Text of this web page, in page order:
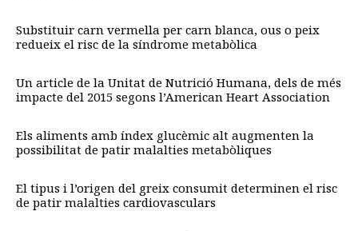
Substituir carn vermella per carn blanca, ous o peix
redueix el risc de la síndrome metabòlica
Un article de la Unitat de Nutrició Humana, dels de més
impacte del 2015 segons l’American Heart Association
Els aliments amb índex glucèmic alt augmenten la
possibilitat de patir malalties metabòliques
El tipus i l’origen del greix consumit determinen el risc
de patir malalties cardiovasculars